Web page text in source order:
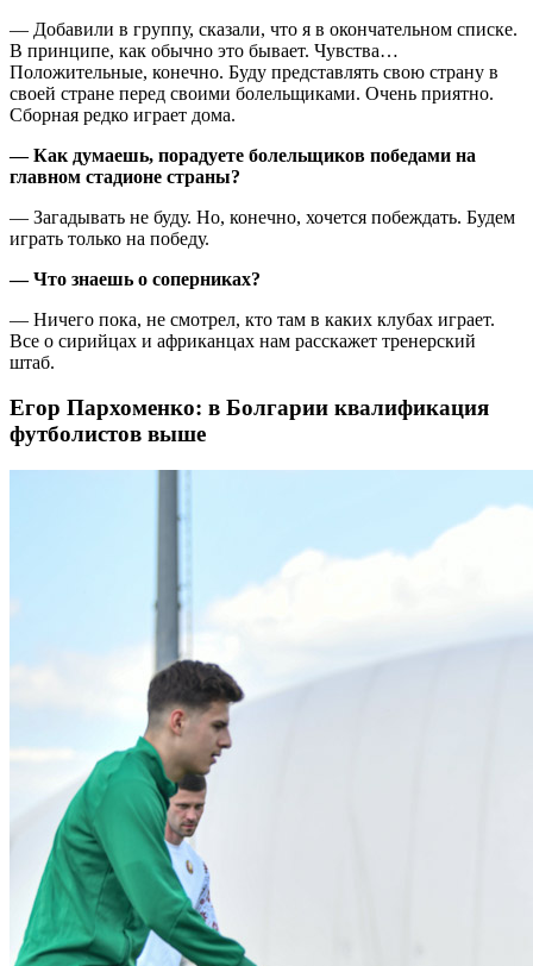
— Добавили в группу, сказали, что я в окончательном списке.
В принципе, как обычно это бывает. Чувства…
Положительные, конечно. Буду представлять свою страну в
своей стране перед своими болельщиками. Очень приятно.
Сборная редко играет дома.
— Как думаешь, порадуете болельщиков победами на
главном стадионе страны?
— Загадывать не буду. Но, конечно, хочется побеждать. Будем
играть только на победу.
— Что знаешь о соперниках?
— Ничего пока, не смотрел, кто там в каких клубах играет.
Все о сирийцах и африканцах нам расскажет тренерский
штаб.
Егор Пархоменко: в Болгарии квалификация
футболистов выше